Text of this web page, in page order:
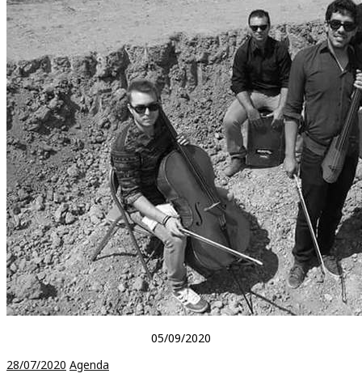
05/09/2020
28/07/2020 Agenda